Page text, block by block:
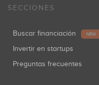
SECCIONES
Buscar financiación NEW
Invertir en startups
Preguntas frecuentes